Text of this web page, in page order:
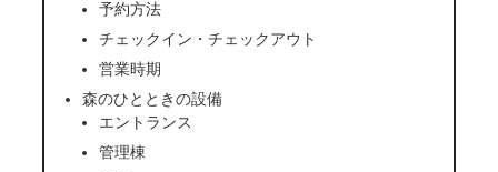
予約方法
チェックイン・チェックアウト
営業時期
森のひとときの設備
エントランス
管理棟